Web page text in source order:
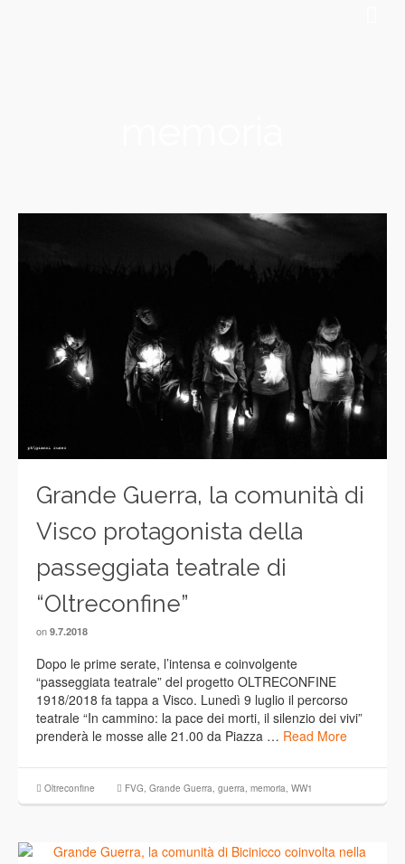
Grande Guerra, la comunità di
Visco protagonista della
passeggiata teatrale di
“Oltreconfine”
on 9.7.2018
Dopo le prime serate, l’intensa e coinvolgente
“passeggiata teatrale” del progetto OLTRECONFINE
1918/2018 fa tappa a Visco. Lunedì 9 luglio il percorso
teatrale “In cammino: la pace dei morti, il silenzio dei vivi”
prenderà le mosse alle 21.00 da Piazza … Read More
Oltreconfine FVG, Grande Guerra, guerra, memoria, WW1